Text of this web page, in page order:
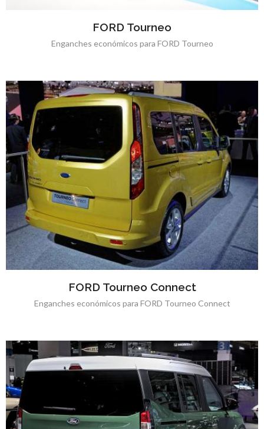
FORD Tourneo
Enganches económicos para FORD Tourneo
FORD Tourneo Connect
Enganches económicos para FORD Tourneo Connect